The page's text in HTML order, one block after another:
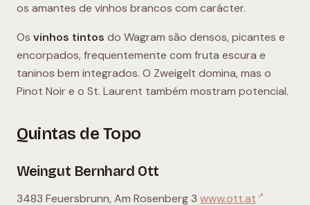
os amantes de vinhos brancos com carácter.
Os vinhos tintos do Wagram são densos, picantes e
encorpados, frequentemente com fruta escura e
taninos bem integrados. O Zweigelt domina, mas o
Pinot Noir e o St. Laurent também mostram potencial.
Quintas de Topo
Weingut Bernhard Ott
3483 Feuersbrunn, Am Rosenberg 3 www.ott.at ↗